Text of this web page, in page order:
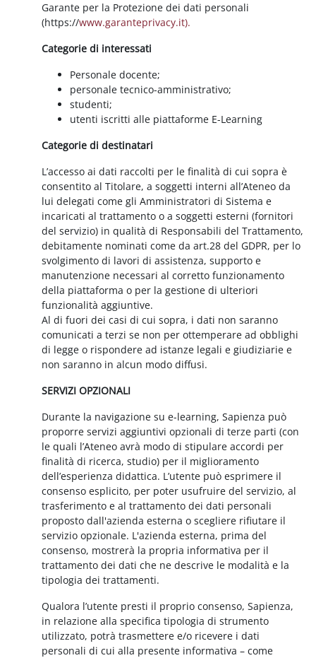
Garante per la Protezione dei dati personali
(https://www.garanteprivacy.it).
Categorie di interessati
Personale docente;
personale tecnico-amministrativo;
studenti;
utenti iscritti alle piattaforme E-Learning
Categorie di destinatari
L’accesso ai dati raccolti per le finalità di cui sopra è
consentito al Titolare, a soggetti interni all’Ateneo da
lui delegati come gli Amministratori di Sistema e
incaricati al trattamento o a soggetti esterni (fornitori
del servizio) in qualità di Responsabili del Trattamento,
debitamente nominati come da art.28 del GDPR, per lo
svolgimento di lavori di assistenza, supporto e
manutenzione necessari al corretto funzionamento
della piattaforma o per la gestione di ulteriori
funzionalità aggiuntive.
Al di fuori dei casi di cui sopra, i dati non saranno
comunicati a terzi se non per ottemperare ad obblighi
di legge o rispondere ad istanze legali e giudiziarie e
non saranno in alcun modo diffusi.
SERVIZI OPZIONALI
Durante la navigazione su e-learning, Sapienza può
proporre servizi aggiuntivi opzionali di terze parti (con
le quali l’Ateneo avrà modo di stipulare accordi per
finalità di ricerca, studio) per il miglioramento
dell’esperienza didattica. L’utente può esprimere il
consenso esplicito, per poter usufruire del servizio, al
trasferimento e al trattamento dei dati personali
proposto dall'azienda esterna o scegliere rifiutare il
servizio opzionale. L'azienda esterna, prima del
consenso, mostrerà la propria informativa per il
trattamento dei dati che ne descrive le modalità e la
tipologia dei trattamenti.
Qualora l’utente presti il proprio consenso, Sapienza,
in relazione alla specifica tipologia di strumento
utilizzato, potrà trasmettere e/o ricevere i dati
personali di cui alla presente informativa – come